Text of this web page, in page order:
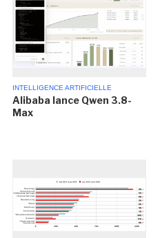
INTELLIGENCE ARTIFICIELLE
Alibaba lance Qwen 3.8-
Max